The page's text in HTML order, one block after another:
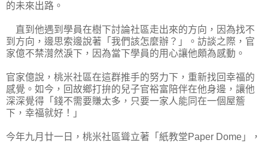
的未來出路。
直到他遇到學員在樹下討論社區走出來的方向，因為找不
到方向，邊思索邊說著「我們該怎麼辦？」。訪談之際，官
家億不禁潸然淚下，因為當下學員的用心讓他頗為感動。
官家億說，桃米社區在這群推手的努力下，重新找回幸福的
感覺。如今，回故鄉打拚的兒子官裕富陪伴在他身邊，讓他
深深覺得「錢不需要賺太多，只要一家人能同在一個屋簷
下，幸福就好！」
今年九月廿一日，桃米社區聳立著「紙教堂Paper Dome」，